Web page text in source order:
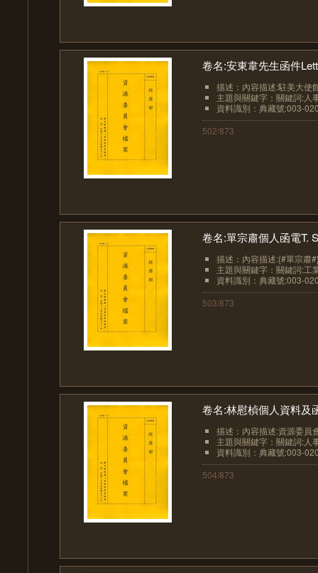
卷名:安東韋先生函件
描述：內容描述:駐美大使
主題與關鍵字：關鍵詞:人
資料識別：典藏號:003-
502/873
卷名:單宗肅個人函電T.
描述：內容描述:{#單宗肅
主題與關鍵字：關鍵詞:工
資料識別：典藏號:003-
503/873
卷名:林慰楨個人資料及
描述：內容描述:資源委員
主題與關鍵字：關鍵詞:人
資料識別：典藏號:003-
504/873